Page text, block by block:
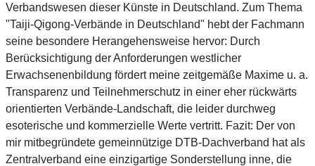
Verbandswesen dieser Künste in Deutschland. Zum Thema
"Taiji-Qigong-Verbände in Deutschland" hebt der Fachmann
seine besondere Herangehensweise hervor: Durch
Berücksichtigung der Anforderungen westlicher
Erwachsenenbildung fördert meine zeitgemäße Maxime u. a.
Transparenz und Teilnehmerschutz in einer eher rückwärts
orientierten Verbände-Landschaft, die leider durchweg
esoterische und kommerzielle Werte vertritt. Fazit: Der von
mir mitbegründete gemeinnützige DTB-Dachverband hat als
Zentralverband eine einzigartige Sonderstellung inne, die